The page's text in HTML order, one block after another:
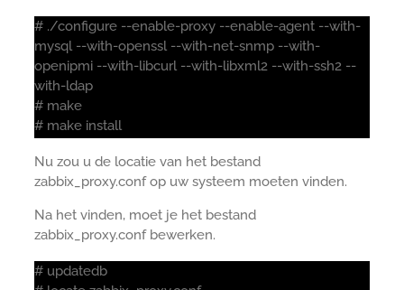
# ./configure --enable-proxy --enable-agent --with-
mysql --with-openssl --with-net-snmp --with-
openipmi --with-libcurl --with-libxml2 --with-ssh2 --
with-ldap
# make
# make install
Nu zou u de locatie van het bestand
zabbix_proxy.conf op uw systeem moeten vinden.
Na het vinden, moet je het bestand
zabbix_proxy.conf bewerken.
# updatedb